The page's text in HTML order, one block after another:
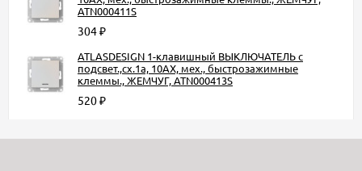
ATN000411S
304₽
ATLASDESIGN 1-клавишный ВЫКЛЮЧАТЕЛЬ с
подсвет.,сх.1а, 10АХ, мех., быстрозажимные
клеммы., ЖЕМЧУГ, ATN000413S
520₽